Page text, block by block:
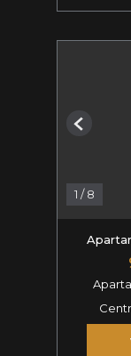
1 /8
Previous